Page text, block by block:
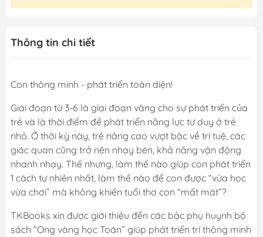
Thông tin chi tiết
Con thông minh - phát triển toàn diện!
Giai đoạn từ 3-6 là giai đoạn vàng cho sự phát triển của
trẻ và là thời điểm để phát triển năng lực tư duy ở trẻ
nhỏ. Ở thời kỳ này, trẻ nâng cao vượt bậc về trí tuệ, các
giác quan cũng trở nên nhạy bén, khả năng vận động
nhanh nhạy. Thế nhưng, làm thế nào giúp con phát triển
1 cách tự nhiên nhất, làm thế nào để con được “vừa học
vừa chơi” mà không khiến tuổi thơ con “mất mát”?
TKBooks xin được giới thiệu đến các bậc phụ huynh bộ
sách “Ong vàng học Toán” giúp phát triển trí thông minh